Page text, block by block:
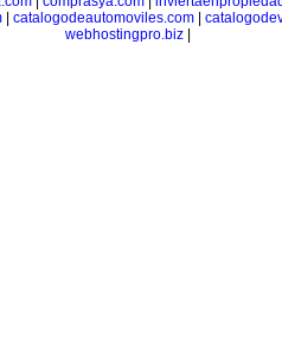
| catalogodeautomoviles.com|
webhostingpro.biz